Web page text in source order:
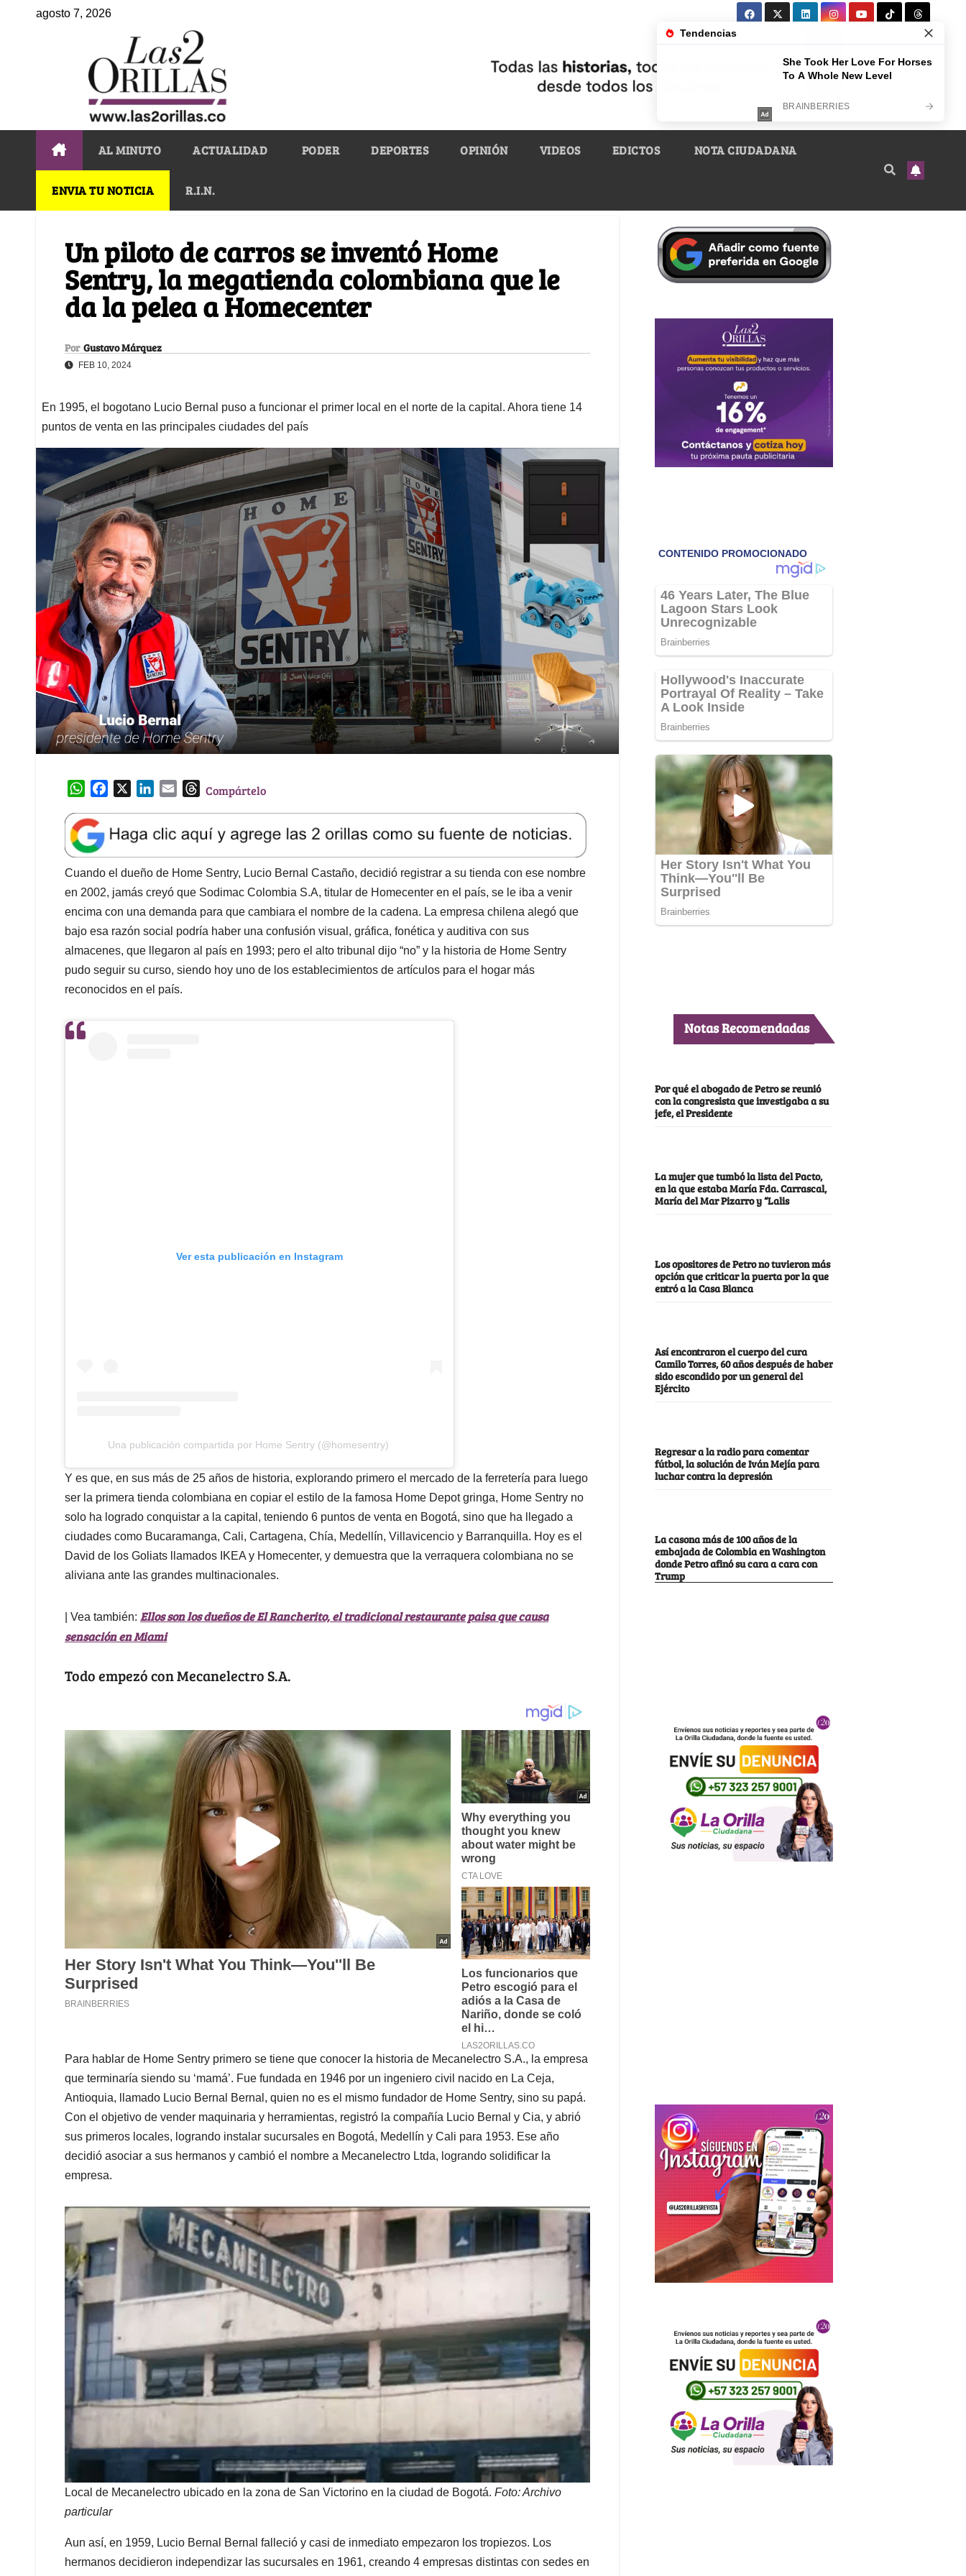
agosto 7, 2026
AL MINUTO ACTUALIDAD PODER DEPORTES OPINIÓN VIDEOS EDICTOS NOTA CIUDADANA
ENVIA TU NOTICIA R.I.N.
Un piloto de carros se inventó Home
Sentry, la megatienda colombiana que le
da la pelea a Homecenter
Por Gustavo Márquez
FEB 10, 2024
En 1995, el bogotano Lucio Bernal puso a funcionar el primer local en el norte de la capital. Ahora tiene 14
puntos de venta en las principales ciudades del país
W
a
t
s
A
p
p
e
b
o
o
k
k
e
d
I
n
l
T
e
a
d
s
Compártelo
Cuando el dueño de Home Sentry, Lucio Bernal Castaño, decidió registrar a su tienda con ese nombre
en 2002, jamás creyó que Sodimac Colombia S.A, titular de Homecenter en el país, se le iba a venir
encima con una demanda para que cambiara el nombre de la cadena. La empresa chilena alegó que
bajo esa razón social podría haber una confusión visual, gráfica, fonética y auditiva con sus
almacenes, que llegaron al país en 1993; pero el alto tribunal dijo “no” y la historia de Home Sentry
pudo seguir su curso, siendo hoy uno de los establecimientos de artículos para el hogar más
reconocidos en el país.
Ver esta publicación en Instagram
Una publicación compartida por Home Sentry (@homesentry)
Y es que, en sus más de 25 años de historia, explorando primero el mercado de la ferretería para luego
ser la primera tienda colombiana en copiar el estilo de la famosa Home Depot gringa, Home Sentry no
solo ha logrado conquistar a la capital, teniendo 6 puntos de venta en Bogotá, sino que ha llegado a
ciudades como Bucaramanga, Cali, Cartagena, Chía, Medellín, Villavicencio y Barranquilla. Hoy es el
David de los Goliats llamados IKEA y Homecenter, y demuestra que la verraquera colombiana no se
aliviana ante las grandes multinacionales.
| Vea también: Ellos son los dueños de El Rancherito, el tradicional restaurante paisa que causa
sensación en Miami
Todo empezó con Mecanelectro S.A.
Para hablar de Home Sentry primero se tiene que conocer la historia de Mecanelectro S.A., la empresa
que terminaría siendo su ‘mamá’. Fue fundada en 1946 por un ingeniero civil nacido en La Ceja,
Antioquia, llamado Lucio Bernal Bernal, quien no es el mismo fundador de Home Sentry, sino su papá.
Con el objetivo de vender maquinaria y herramientas, registró la compañía Lucio Bernal y Cia, y abrió
sus primeros locales, logrando instalar sucursales en Bogotá, Medellín y Cali para 1953. Ese año
decidió asociar a sus hermanos y cambió el nombre a Mecanelectro Ltda, logrando solidificar la
empresa.
Local de Mecanelectro ubicado en la zona de San Victorino en la ciudad de Bogotá. Foto: Archivo
particular
Aun así, en 1959, Lucio Bernal Bernal falleció y casi de inmediato empezaron los tropiezos. Los
hermanos decidieron independizar las sucursales en 1961, creando 4 empresas distintas con sedes en
Notas Recomendadas
Por qué el abogado de Petro se reunió
con la congresista que investigaba a su
jefe, el Presidente
La mujer que tumbó la lista del Pacto,
en la que estaba María Fda. Carrascal,
María del Mar Pizarro y “Lalis
Los opositores de Petro no tuvieron más
opción que criticar la puerta por la que
entró a la Casa Blanca
Así encontraron el cuerpo del cura
Camilo Torres, 60 años después de haber
sido escondido por un general del
Ejército
Regresar a la radio para comentar
fútbol, la solución de Iván Mejía para
luchar contra la depresión
La casona más de 100 años de la
embajada de Colombia en Washington
donde Petro afinó su cara a cara con
Trump